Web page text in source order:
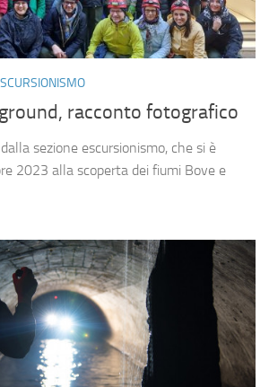
racconto fotografico
sezione escursionismo, che si è
2023 alla scoperta dei fiumi Bove e